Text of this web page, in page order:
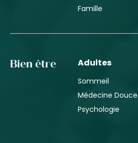
Famille
Bien être Adultes
Sommeil
Médecine Douce
Psychologie